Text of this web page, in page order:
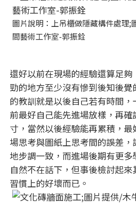
圖片說明：上吊櫃做隱藏構件處理;
間藝術工作室-郭振銓
還好以前在現場的經驗還算足
勁的地方至少沒有慘到後知後
的教訓就是以後自己若有時間
前最好自己能先進場放樣，再確
寸，當然以後經驗能再累積，
場思考與圖紙上思考間的誤差
地步調一致，而進場後期有更
自然不在話下，但事後檢討起
習慣上的好壞而已。